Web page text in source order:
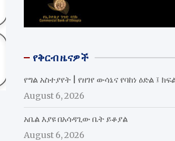
የቅርብ ዜናዎች
የግል አስተያየት | የዘገየ ውሳኔና የባከነ ዕድል ፤
August 6, 2026
አቤል እያዩ በአሳዳጊው ቤት ይቆያል
August 6, 2026